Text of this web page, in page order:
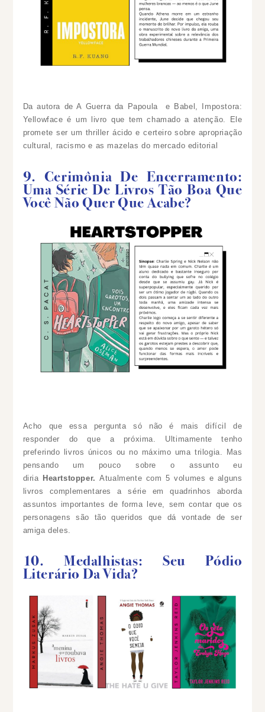
Da autora de A Guerra da Papoula e Babel, Impostora:
Yellowface é um livro que tem chamado a atenção. Ele
promete ser um thriller ácido e certeiro sobre apropriação
cultural, racismo e as mazelas do mercado editorial
9. Cerimônia De Encerramento:
Uma Série De Livros Tão Boa Que
Você Não Quer Que Acabe?
Acho que essa pergunta só não é mais difícil de
responder do que a próxima. Ultimamente tenho
preferindo livros únicos ou no máximo uma trilogia. Mas
pensando um pouco sobre o assunto eu
diria Heartstopper.Atualmente com 5 volumes e alguns
livros complementares asérie em quadrinhos aborda
assuntos importantes de forma leve, sem contar que os
personagens são tão queridos que dá vontade de ser
amiga deles.
10. Medalhistas: Seu Pódio
Literário Da Vida?